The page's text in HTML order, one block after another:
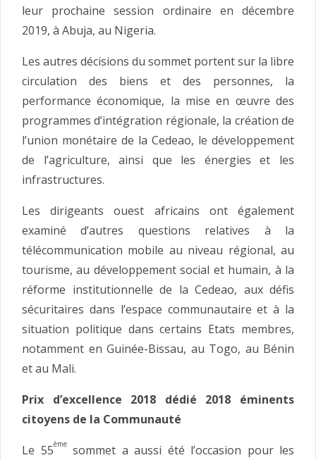
leur prochaine session ordinaire en décembre
2019, à Abuja, au Nigeria.
Les autres décisions du sommet portent sur la libre
circulation des biens et des personnes, la
performance économique, la mise en œuvre des
programmes d’intégration régionale, la création de
l’union monétaire de la Cedeao, le développement
de l’agriculture, ainsi que les énergies et les
infrastructures.
Les dirigeants ouest africains ont également
examiné d’autres questions relatives à la
télécommunication mobile au niveau régional, au
tourisme, au développement social et humain, à la
réforme institutionnelle de la Cedeao, aux défis
sécuritaires dans l’espace communautaire et à la
situation politique dans certains Etats membres,
notamment en Guinée-Bissau, au Togo, au Bénin
et au Mali.
Prix d’excellence 2018 dédié 2018 éminents
citoyens de la Communauté
Le 55èmesommet a aussi été l’occasion pour les